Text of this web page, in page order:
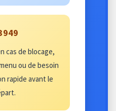
cas de blocage,
ou de besoin
rapide avant le